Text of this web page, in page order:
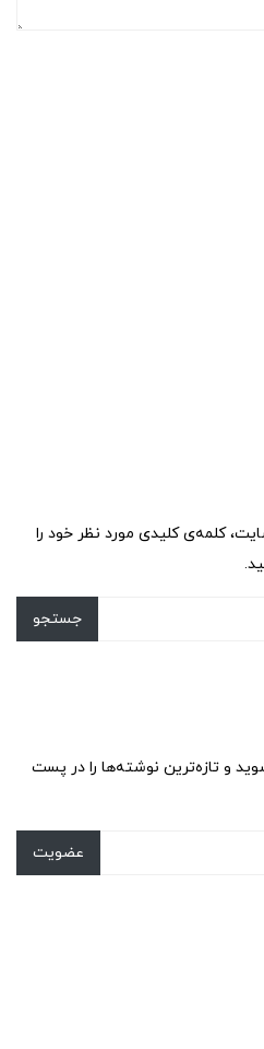
کلمه‌ی کلیدی مورد نظر خود را
جستجو
و تازه‌ترین نوشته‌ها را در پست
عضویت